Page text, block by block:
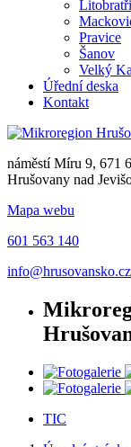
Pravice
Šanov
Velký
Úřední deska
Kontakt
náměstí Míru 9, 671
Hrušovany nad
Mapa webu
601 563 140
info@hrusovansko.cz
TIC